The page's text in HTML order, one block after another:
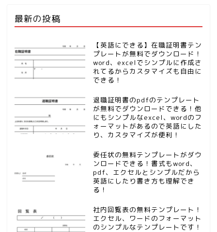
最新の投稿
【英語にできる】在職証明書テン
プレートが無料でダウンロード！
word、excelでシンプルに作成さ
れてるからカスタマイズも自由に
できる！
退職証明書のpdfのテンプレート
が無料でダウンロードできる！他
にもシンプルなexcel、wordのフ
ォーマットがあるので英語にした
り、カスタマイズが便利！
委任状の無料テンプレートがダウ
ンロードできる！書式もword、
pdf、エクセルとシンプルだから
英語にしたり書き方も理解でき
る！
社内回覧表の無料テンプレート！
エクセル、ワードのフォーマット
のシンプルなテンプレートです！